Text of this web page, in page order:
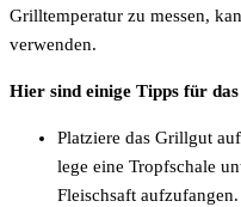
Grilltemperatur zu messen,
verwenden.
Hier sind einige Tipps für
Platziere das Grillgut
lege eine Tropfschale
Fleischsaft aufzufangen.